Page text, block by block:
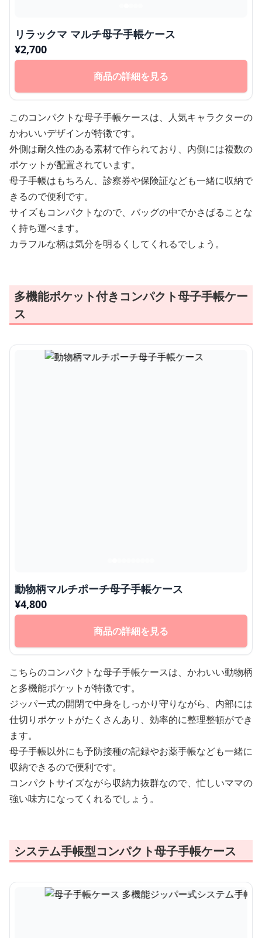
リラックマ マルチ母子手帳ケース
¥2,700
商品の詳細を見る
このコンパクトな母子手帳ケースは、人気キャラクターの
かわいいデザインが特徴です。
外側は耐久性のある素材で作られており、内側には複数の
ポケットが配置されています。
母子手帳はもちろん、診察券や保険証なども一緒に収納で
きるので便利です。
サイズもコンパクトなので、バッグの中でかさばることな
く持ち運べます。
カラフルな柄は気分を明るくしてくれるでしょう。
多機能ポケット付きコンパクト母子手帳ケー
ス
動物柄マルチポーチ母子手帳ケース
¥4,800
商品の詳細を見る
こちらのコンパクトな母子手帳ケースは、かわいい動物柄
と多機能ポケットが特徴です。
ジッパー式の開閉で中身をしっかり守りながら、内部には
仕切りポケットがたくさんあり、効率的に整理整頓ができ
ます。
母子手帳以外にも予防接種の記録やお薬手帳なども一緒に
収納できるので便利です。
コンパクトサイズながら収納力抜群なので、忙しいママの
強い味方になってくれるでしょう。
システム手帳型コンパクト母子手帳ケース